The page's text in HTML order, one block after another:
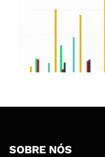
SOBRE NÓS